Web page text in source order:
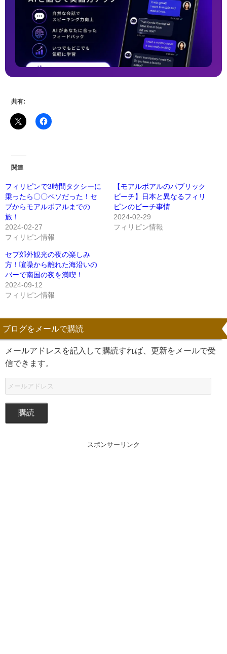
共有:
関連
フィリピンで3時間タクシーに
乗ったら〇〇ペソだった！セ
ブからモアルボアルまでの
旅！
2024-02-27
フィリピン情報
【モアルボアルのパブリック
ビーチ】日本と異なるフィリ
ピンのビーチ事情
2024-02-29
フィリピン情報
セブ郊外観光の夜の楽しみ
方！喧噪から離れた海沿いの
バーで南国の夜を満喫！
2024-09-12
フィリピン情報
ブログをメールで購読
メールアドレスを記入して購読すれば、更新をメールで受
信できます。
購読
スポンサーリンク